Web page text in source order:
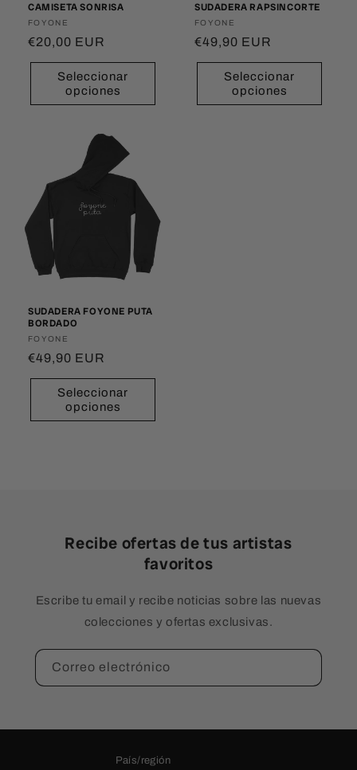
CAMISETA SONRISA
Proveedor:
FOYONE
Precio
habitual
€20,00 EUR
Seleccionar
opciones
SUDADERA RAPSINCORTE
Proveedor:
FOYONE
Precio
habitual
€49,90 EUR
Seleccionar
opciones
SUDADERA FOYONE PUTA
BORDADO
Proveedor:
FOYONE
Precio
habitual
€49,90 EUR
Seleccionar
opciones
Recibe ofertas de tus artistas
favoritos
Escribe tu email y recibe noticias sobre las nuevas
colecciones y ofertas exclusivas.
Correo electrónico
País/región